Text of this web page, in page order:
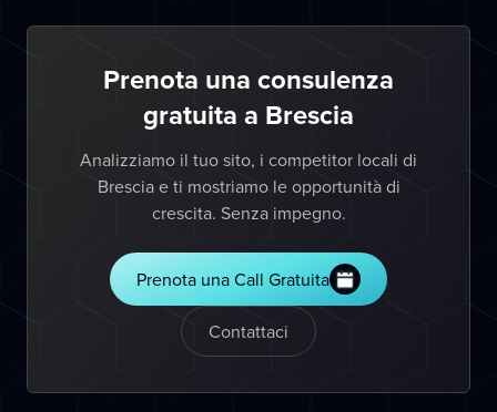
Prenota una consulenza
gratuita a Brescia
Analizziamo il tuo sito, i competitor locali di
Brescia e ti mostriamo le opportunità di
crescita. Senza impegno.
Prenota una Call Gratuita
Contattaci